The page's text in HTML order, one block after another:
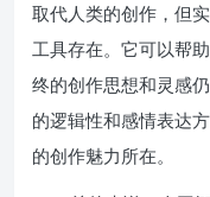
取代人类的创作，但
工具存在。它可以帮
终的创作思想和灵感
的逻辑性和感情表达
的创作魅力所在。